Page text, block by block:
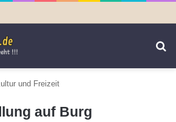
und Freizeit
auf Burg